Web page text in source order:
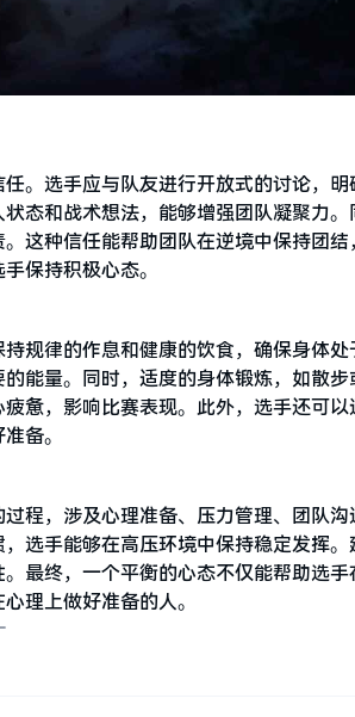
。选手应与队友进行开放式的讨论，
态和战术想法，能够增强团队凝聚力
这种信任能帮助团队在逆境中保持团结
保持积极心态。
规律的作息和健康的饮食，确保身体处
能量。同时，适度的身体锻炼，如散
惫，影响比赛表现。此外，选手还可
备。
程，涉及心理准备、压力管理、团队
选手能够在高压环境中保持稳定发挥
最终，一个平衡的心态不仅能帮助选
理上做好准备的人。